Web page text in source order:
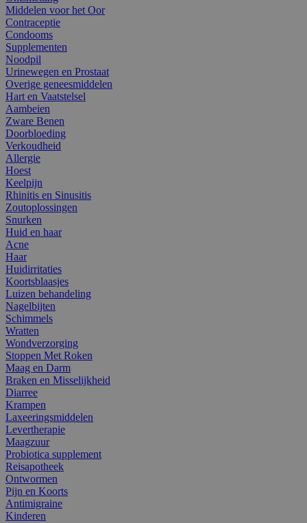
Middelen voor het Oor
Contraceptie
Condooms
Supplementen
Noodpil
Urinewegen en Prostaat
Overige geneesmiddelen
Hart en Vaatstelsel
Aambeien
Zware Benen
Doorbloeding
Verkoudheid
Allergie
Hoest
Keelpijn
Rhinitis en Sinusitis
Zoutoplossingen
Snurken
Huid en haar
Acne
Haar
Huidirritaties
Koortsblaasjes
Luizen behandeling
Nagelbijten
Schimmels
Wratten
Wondverzorging
Stoppen Met Roken
Maag en Darm
Braken en Misselijkheid
Diarree
Krampen
Laxeeringsmiddelen
Levertherapie
Maagzuur
Probiotica supplement
Reisapotheek
Ontwormen
Pijn en Koorts
Antimigraine
Kinderen